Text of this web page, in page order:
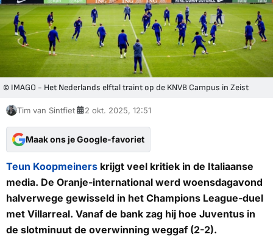
© IMAGO - Het Nederlands elftal traint op de KNVB Campus in Zeist
Tim van Sintfiet 2 okt. 2025, 12:51
Maak ons je Google-favoriet
Teun Koopmeiners krijgt veel kritiek in de Italiaanse
media. De Oranje-international werd woensdagavond
halverwege gewisseld in het Champions League-duel
met Villarreal. Vanaf de bank zag hij hoe Juventus in
de slotminuut de overwinning weggaf (2-2).